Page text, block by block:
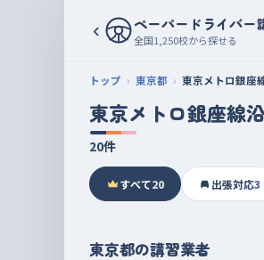
‹ ペーパードライバー
全国1,250校から探せる
トップ 東京都 東京メトロ銀座
東京メトロ銀座線
20件
すべて20 出張対応3
東京都の講習業者